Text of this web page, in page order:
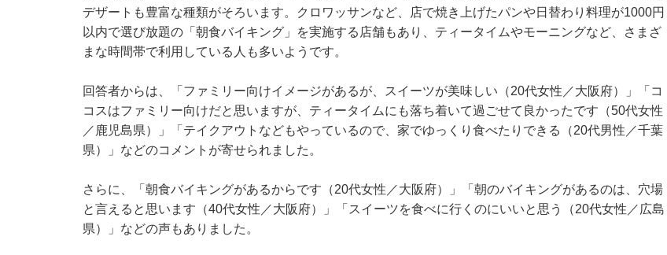
デザートも豊富な種類がそろいます。クロワッサンなど、店で焼き上げたパンや日替わり料理が1000円
以内で選び放題の「朝食バイキング」を実施する店舗もあり、ティータイムやモーニングなど、さまざ
まな時間帯で利用している人も多いようです。
回答者からは、「ファミリー向けイメージがあるが、スイーツが美味しい（20代女性／大阪府）」「コ
コスはファミリー向けだと思いますが、ティータイムにも落ち着いて過ごせて良かったです（50代女性
／鹿児島県）」「テイクアウトなどもやっているので、家でゆっくり食べたりできる（20代男性／千葉
県）」などのコメントが寄せられました。
さらに、「朝食バイキングがあるからです（20代女性／大阪府）」「朝のバイキングがあるのは、穴場
と言えると思います（40代女性／大阪府）」「スイーツを食べに行くのにいいと思う（20代女性／広島
県）」などの声もありました。